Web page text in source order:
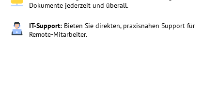
Dokumente jederzeit und überall.
IT-Support: Bieten Sie direkten, praxisnahen Support für
Remote-Mitarbeiter.